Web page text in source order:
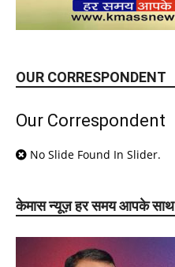
OUR CORRESPONDENT
Our Correspondent
No Slide Found In Slider.
केमास न्यूज़ हर समय आपके साथ